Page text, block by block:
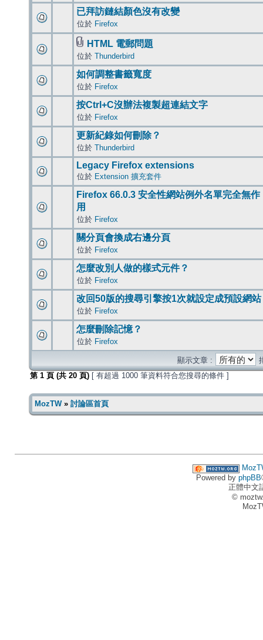
已拜訪鏈結顏色沒有改變
位於 Firefox
HTML 電郵問題
位於 Thunderbird
如何調整書籤寬度
位於 Firefox
按Ctrl+C沒辦法複製超連結文字
位於 Firefox
更新紀錄如何刪除？
位於 Thunderbird
Legacy Firefox extensions
位於 Extension 擴充套件
Firefox 66.0.3 安全性網站例外名單完全無作
用
位於 Firefox
關分頁會換成右邊分頁
位於 Firefox
怎麼改別人做的樣式元件？
位於 Firefox
改回50版的搜尋引擎按1次就設定成預設網站
位於 Firefox
怎麼刪除記憶？
位於 Firefox
顯示文章 :
第 1 頁 (共 20 頁) [ 有超過 1000 筆資料符合您搜尋的條件 ]
MozTW» 討論區首頁
Powered by phpBB
正體中文
©